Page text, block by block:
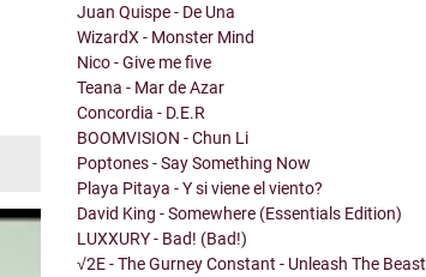
Juan Quispe - De Una
WizardX - Monster Mind
Nico - Give me five
Teana - Mar de Azar
Concordia - D.E.R
BOOMVISION - Chun Li
Poptones - Say Something Now
Playa Pitaya - Y si viene el viento?
David King - Somewhere (Essentials Edition)
LUXXURY - Bad! (Bad!)
√2E - The Gurney Constant - Unleash The Beast